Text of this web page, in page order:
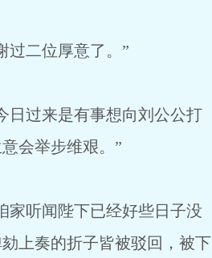
二位厚意了。”
过来是有事想向刘公公打
会举步维艰。”
听闻陛下已经好些日子没
上奏的折子皆被驳回，被下